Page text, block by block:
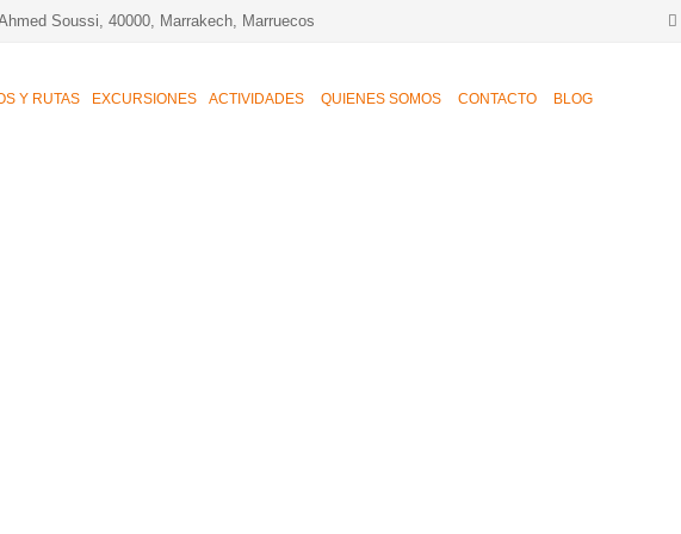
Soussi, 40000, Marrakech, Marruecos
Y RUTAS EXCURSIONES ACTIVIDADES QUIENES SOMOS CONTACTO BLOG